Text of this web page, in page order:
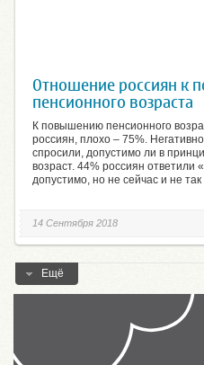
Отношение россиян к
пенсионного возраста
К повышению пенсионного
россиян, плохо – 75%.
спросили, допустимо ли в
возраст. 44% россиян ответили
допустимо, но не сейчас и не так
14 Сентября 2018
Ещё